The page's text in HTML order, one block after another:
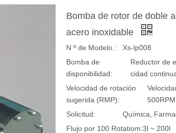
Bomba de rotor de doble
acero inoxidable
N º de Modelo.:
Xs-lp008
Bomba de
disponibilidad:
Reductor de
cidad
Velocidad de rotación
sugerida (RMP):
Solicitud:
Química,
Flujo por 100 Rotatiom:3l ~ 200l